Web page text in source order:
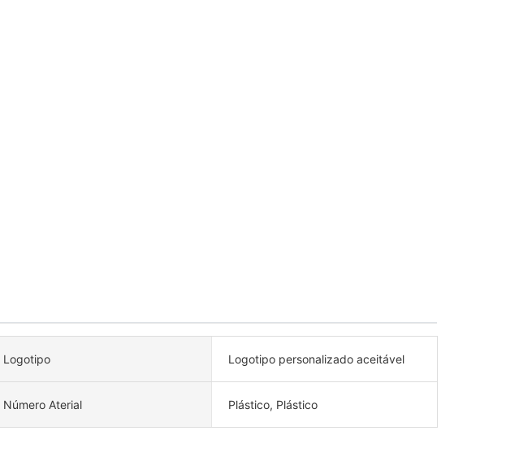
Logotipo Logotipo personalizado aceitável
Número Aterial Plástico, Plástico